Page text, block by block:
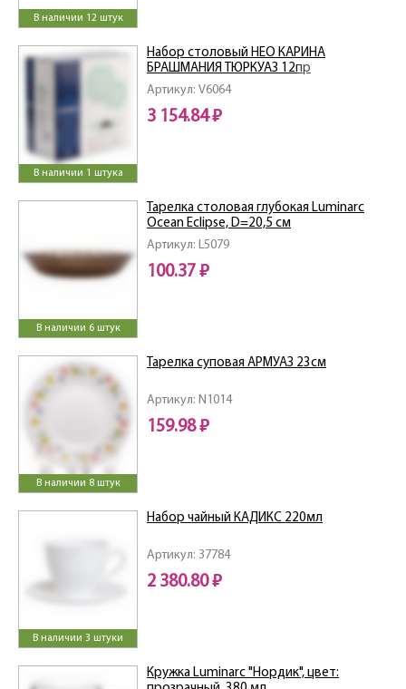
В наличии 12 штук
В наличии 1 штука
Артикул: V6064
Набор столовый НЕО КАРИНА
БРАШМАНИЯ ТЮРКУАЗ 12пр
3 154.84 ₽
В наличии 6 штук
Артикул: L5079
Тарелка столовая глубокая Luminarc
Ocean Eclipse, D=20,5 см
100.37 ₽
В наличии 8 штук
Артикул: N1014
Тарелка суповая АРМУАЗ 23см
159.98 ₽
В наличии 3 штуки
Артикул: 37784
Набор чайный КАДИКС 220мл
2 380.80 ₽
Кружка Luminarc "Нордик", цвет: